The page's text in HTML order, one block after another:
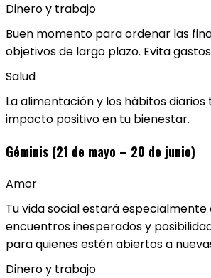
Dinero y trabajo
Buen momento para ordenar las
objetivos de largo plazo. Evita
Salud
La alimentación y los hábitos diarios
impacto positivo en tu bienestar.
Géminis (21 de mayo – 20 de junio)
Amor
Tu vida social estará
encuentros inesperados y
para quienes estén abiertos a
Dinero y trabajo